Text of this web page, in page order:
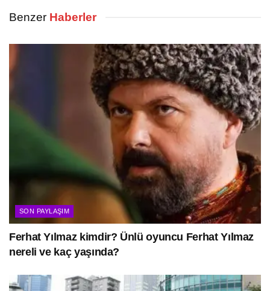
Benzer Haberler
SON PAYLAŞIM
Ferhat Yılmaz kimdir? Ünlü oyuncu Ferhat Yılmaz
nereli ve kaç yaşında?